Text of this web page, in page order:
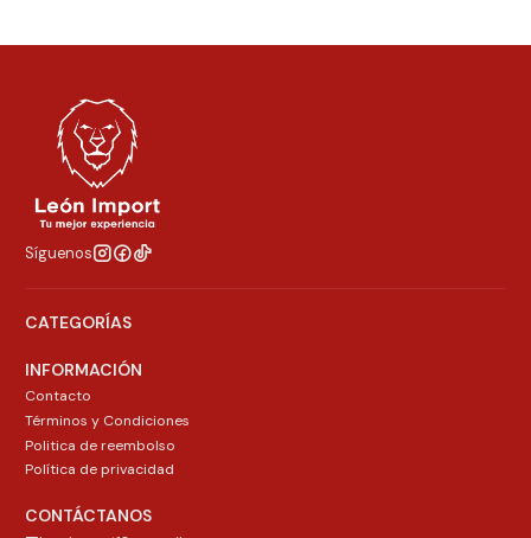
Síguenos
CATEGORÍAS
INFORMACIÓN
Contacto
Términos y Condiciones
Politica de reembolso
Política de privacidad
CONTÁCTANOS